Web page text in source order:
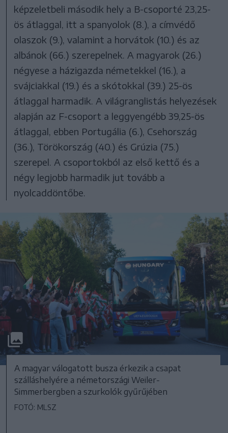
képzeletbeli második hely a B-csoporté 23,25-
ös átlaggal, itt a spanyolok (8.), a címvédő
olaszok (9.), valamint a horvátok (10.) és az
albánok (66.) szerepelnek. A magyarok (26.)
négyese a házigazda németekkel (16.), a
svájciakkal (19.) és a skótokkal (39.) 25-ös
átlaggal harmadik. A világranglistás helyezések
alapján az F-csoport a leggyengébb 39,25-ös
átlaggal, ebben Portugália (6.), Csehország
(36.), Törökország (40.) és Grúzia (75.)
szerepel. A csoportokból az első kettő és a
négy legjobb harmadik jut tovább a
nyolcaddöntőbe.
A magyar válogatott busza érkezik a csapat
szálláshelyére a németországi Weiler-
Simmerbergben a szurkolók gyűrűjében
FOTÓ: MLSZ